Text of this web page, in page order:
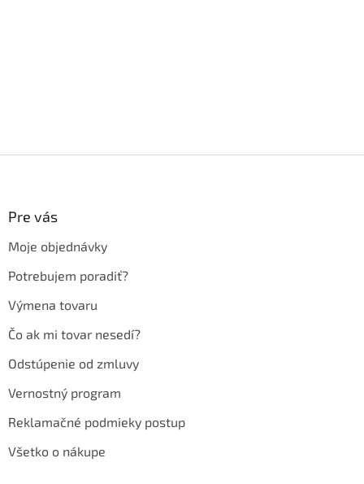
Pre vás
Moje objednávky
Potrebujem poradiť?
Výmena tovaru
Čo ak mi tovar nesedí?
Odstúpenie od zmluvy
Vernostný program
Reklamačné podmieky postup
Všetko o nákupe